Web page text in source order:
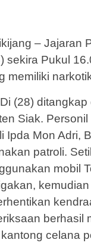
– Jajaran
Pukul
memiliki
(28)
Siak.
Mon Adri,
patroli.
mobil
berhasil
celana